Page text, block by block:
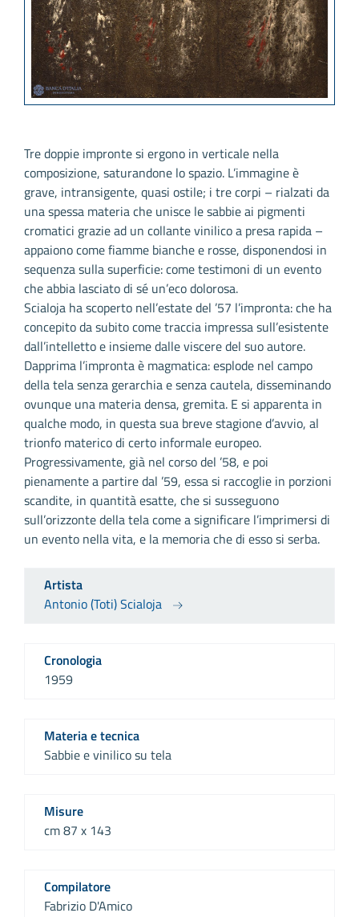
Tre doppie impronte si ergono in verticale nella
composizione, saturandone lo spazio. L’immagine è
grave, intransigente, quasi ostile; i tre corpi – rialzati da
una spessa materia che unisce le sabbie ai pigmenti
cromatici grazie ad un collante vinilico a presa rapida –
appaiono come fiamme bianche e rosse, disponendosi in
sequenza sulla superficie: come testimoni di un evento
che abbia lasciato di sé un’eco dolorosa.
Scialoja ha scoperto nell’estate del ’57 l’impronta: che ha
concepito da subito come traccia impressa sull’esistente
dall’intelletto e insieme dalle viscere del suo autore.
Dapprima l’impronta è magmatica: esplode nel campo
della tela senza gerarchia e senza cautela, disseminando
ovunque una materia densa, gremita. E si apparenta in
qualche modo, in questa sua breve stagione d’avvio, al
trionfo materico di certo informale europeo.
Progressivamente, già nel corso del ’58, e poi
pienamente a partire dal ’59, essa si raccoglie in porzioni
scandite, in quantità esatte, che si susseguono
sull’orizzonte della tela come a significare l’imprimersi di
un evento nella vita, e la memoria che di esso si serba.
Artista
Antonio (Toti) Scialoja
Cronologia
1959
Materia e tecnica
Sabbie e vinilico su tela
Misure
cm 87 x 143
Compilatore
Fabrizio D'Amico